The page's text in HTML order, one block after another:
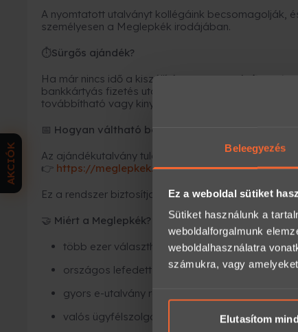
Beleegyezés
Ez a weboldal sütiket
Sütiket használunk a
weboldalforgalmunk
weboldalhasználatra
számukra, vagy
Elutasítom
A nyomtatott utalványt kollégáink becsomagolják,
személyesen a Meglepkék irodájában.
⏱Sürgős ajándék?
Ha már nincs idő a kiszállításra, az
e-utalvány a
bankkártyás fizetés után
továbbítható vagy kinyomtatható.
📅 Hogyan váltható be az élmény?
Az ajándékutalvány tulajdonosa azonnal időpontot
👉 https://meglepkek.hu/utalvany/bevaltas
Ez a rendszer biztosítja, hogy minden élmény
🤝 Miért a Meglepkék?
több ezer választható élmény
országos lefedettség
gyors e-utalvány rendszer
valós ügyfélszolgálat
AKCIÓK